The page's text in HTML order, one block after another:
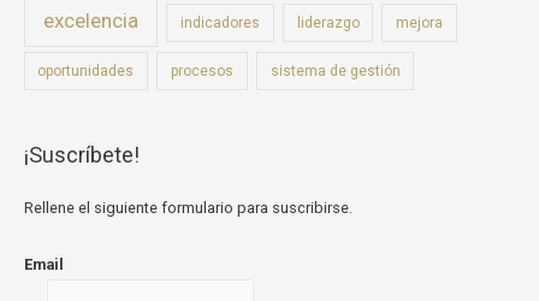
excelencia indicadores liderazgo mejora
oportunidades procesos sistema de gestión
¡Suscríbete!
Rellene el siguiente formulario para suscribirse.
Email